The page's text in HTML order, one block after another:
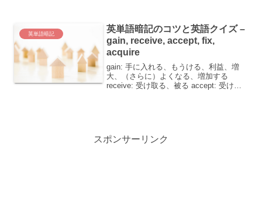
英単語暗記
英単語暗記のコツと英語クイズ –
gain, receive, accept, fix,
acquire
gain: 手に入れる、もうける、利益、増
大、（さらに）よくなる、増加する
receive: 受け取る、被る accept: 受け入
スポンサーリンク